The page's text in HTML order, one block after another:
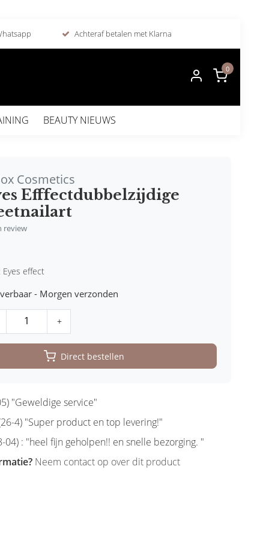
Achteraf betalen met Klarna
0
BEAUTY NIEUWS
Cosmetics
Efffectdubbelzijdige
review
Eyes effect
- Morgen verzonden
+
Direct bestellen
"Geweldige service"
4) "Super product en top levering!"
04) : "heel fijn geholpen!! en snelle bezorging. "
Neem contact op over dit product